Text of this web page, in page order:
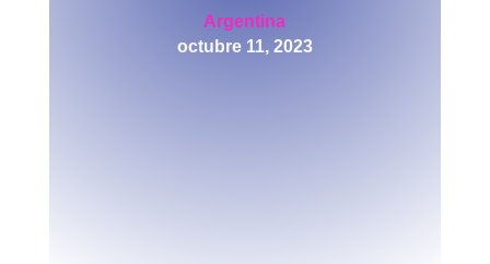
Argentina
octubre 11, 2023